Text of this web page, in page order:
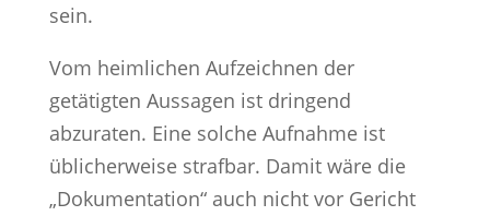
sein.
Vom heimlichen Aufzeichnen der
getätigten Aussagen ist dringend
abzuraten. Eine solche Aufnahme ist
üblicherweise strafbar. Damit wäre die
„Dokumentation“ auch nicht vor Gericht